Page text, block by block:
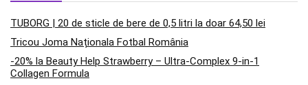
TUBORG | 20 de sticle de bere de 0,5 litri la doar 64,50 lei
Tricou Joma Naționala Fotbal România
-20% la Beauty Help Strawberry – Ultra-Complex 9-in-1
Collagen Formula